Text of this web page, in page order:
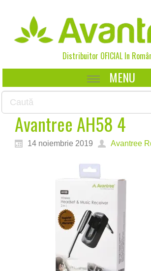
Distribuitor OFICIAL In
MENU
Avantree AH58 4
14 noiembrie 2019 Avantree